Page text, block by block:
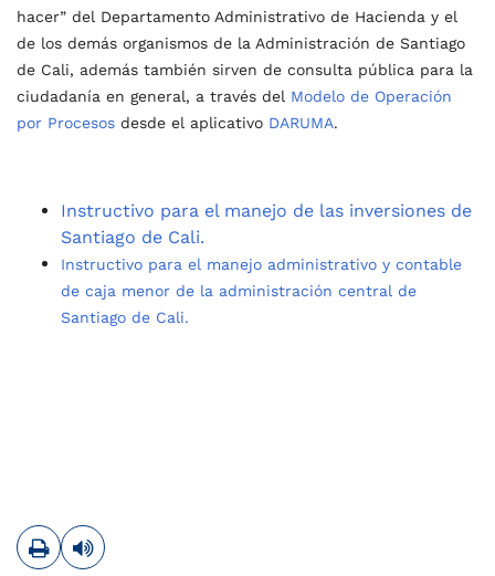
hacer” del Departamento Administrativo de Hacienda y el
de los demás organismos de la Administración de Santiago
de Cali, además también sirven de consulta pública para la
ciudadanía en general, a través del Modelo de Operación
por Procesos desde el aplicativo DARUMA.
Instructivo para el manejo de las inversiones de
Santiago de Cali.
Instructivo para el manejo administrativo y contable
de caja menor de la administración central de
Santiago de Cali.
ImprimirLeer contenido